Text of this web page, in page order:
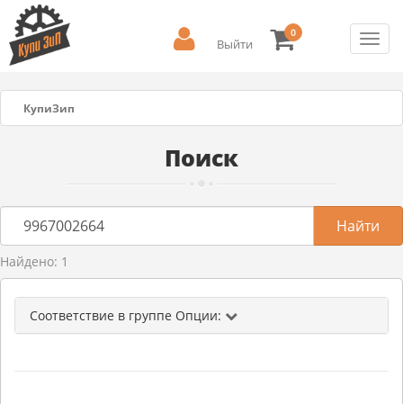
Выйти
0
КупиЗип
Поиск
Найдено: 1
Соответствие в группе Опции: